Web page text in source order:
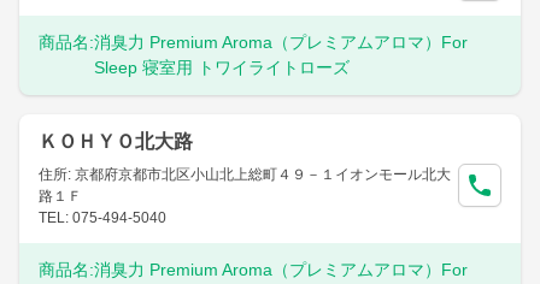
商品名:消臭力 Premium Aroma（プレミアムアロマ）For
Sleep 寝室用 トワイライトローズ
ＫＯＨＹＯ北大路
住所: 京都府京都市北区小山北上総町４９－１イオンモール北大
路１Ｆ
TEL: 075-494-5040
商品名:消臭力 Premium Aroma（プレミアムアロマ）For